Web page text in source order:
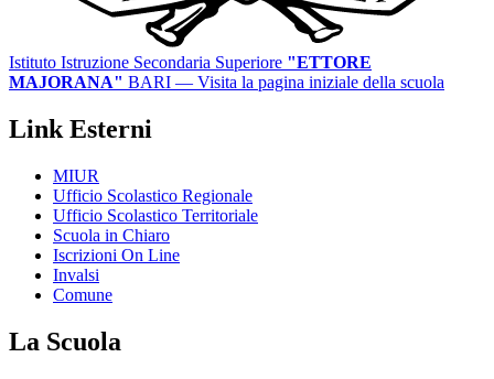
Istituto Istruzione Secondaria Superiore "ETTORE
MAJORANA" BARI — Visita la pagina iniziale della scuola
Link Esterni
MIUR
Ufficio Scolastico Regionale
Ufficio Scolastico Territoriale
Scuola in Chiaro
Iscrizioni On Line
Invalsi
Comune
La Scuola